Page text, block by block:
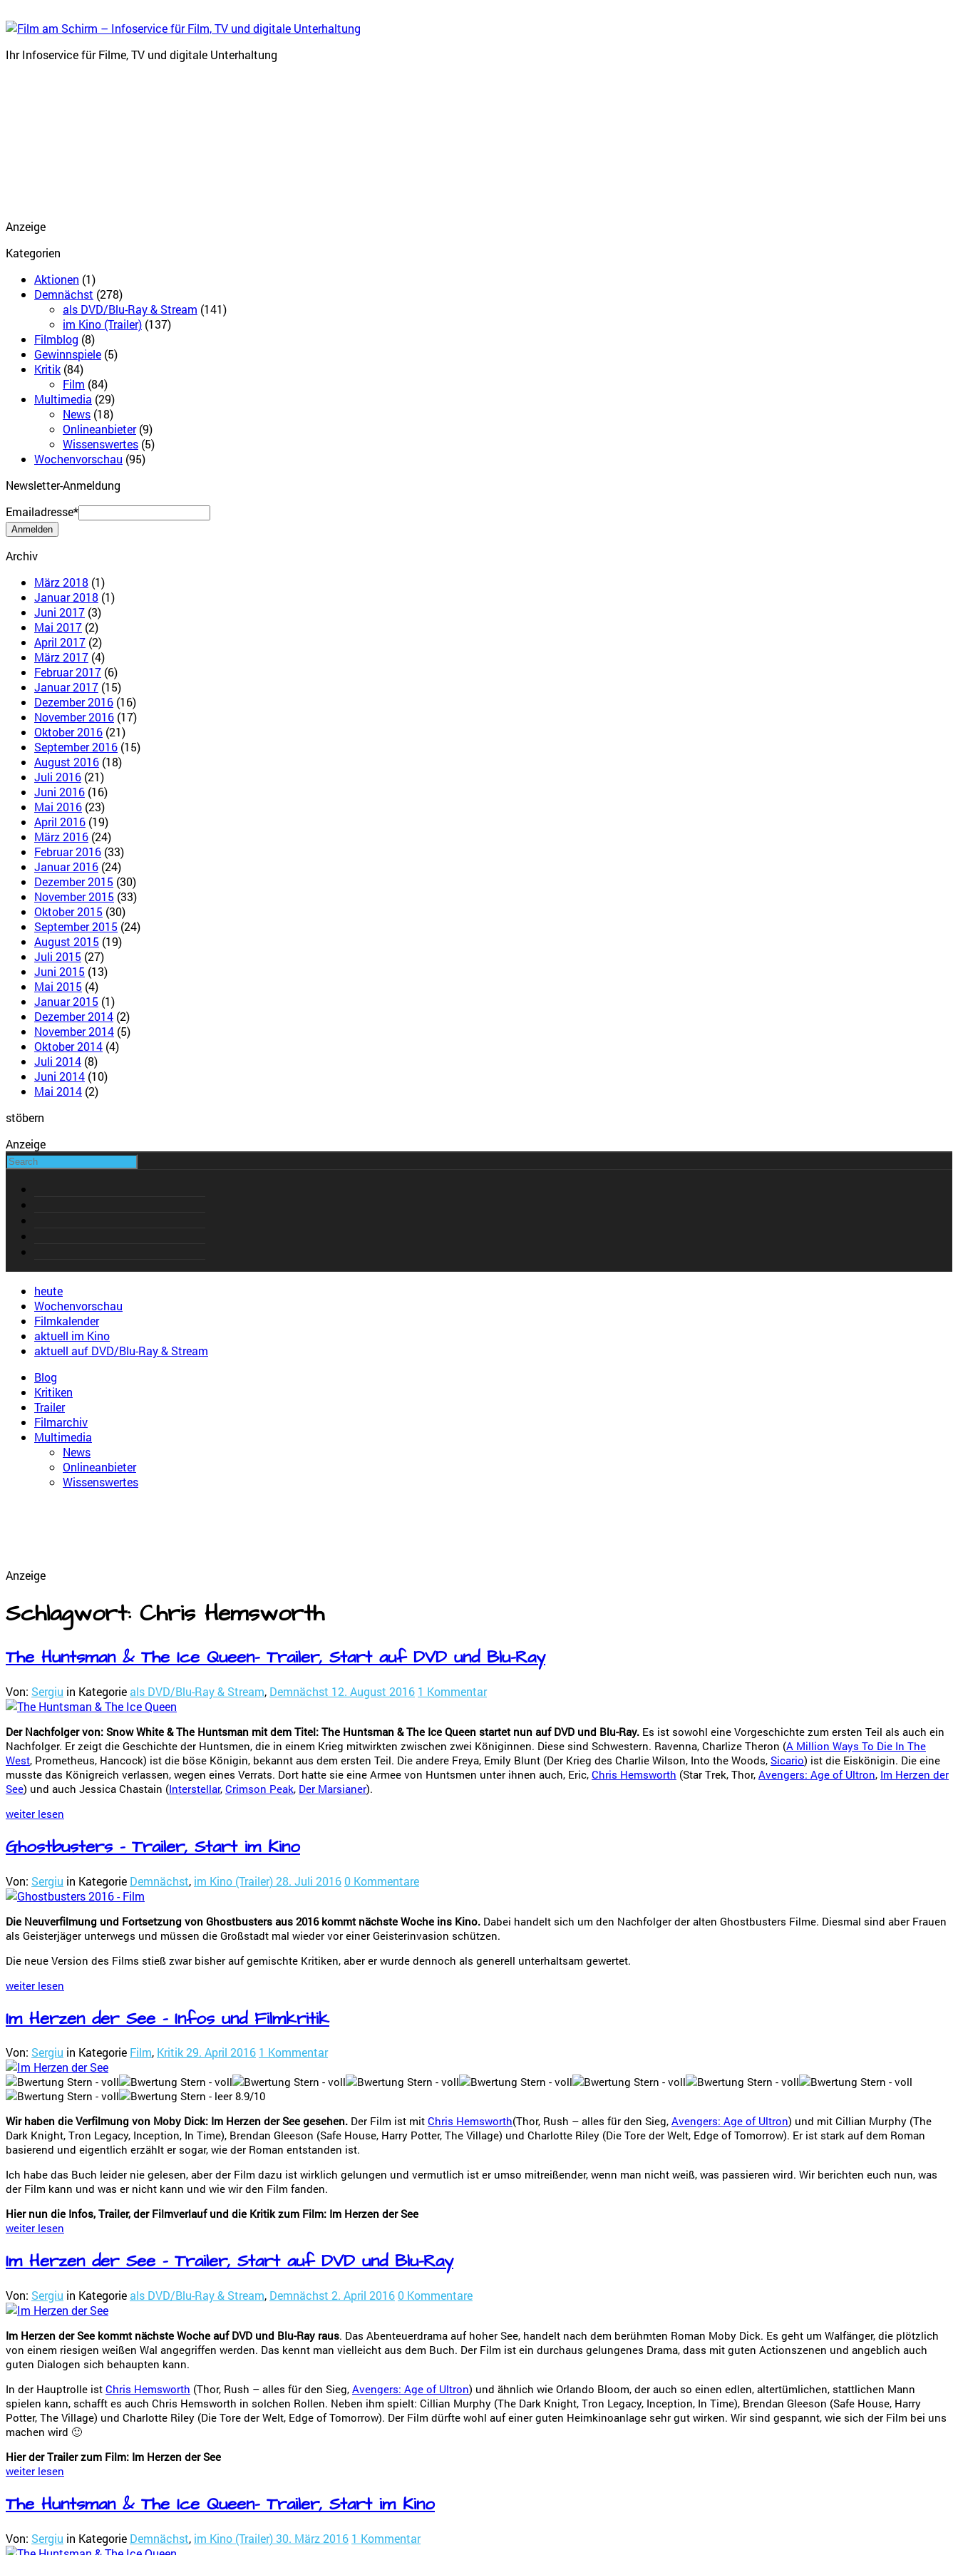
Ihr Infoservice für Filme, TV und digitale Unterhaltung
Anzeige
Kategorien
Aktionen (1)
Demnächst (278)
als DVD/Blu-Ray & Stream (141)
im Kino (Trailer) (137)
Filmblog (8)
Gewinnspiele (5)
Kritik (84)
Film (84)
Multimedia (29)
News (18)
Onlineanbieter(9)
Wissenswertes (5)
Wochenvorschau (95)
Newsletter-Anmeldung
Emailadresse*
Archiv
März 2018 (1)
Januar 2018 (1)
Juni 2017 (3)
Mai 2017 (2)
April 2017 (2)
März 2017 (4)
Februar 2017 (6)
Januar 2017 (15)
Dezember 2016 (16)
November 2016 (17)
Oktober 2016 (21)
September 2016 (15)
August 2016 (18)
Juli 2016 (21)
Juni 2016 (16)
Mai 2016 (23)
April 2016 (19)
März 2016 (24)
Februar 2016 (33)
Januar 2016 (24)
Dezember 2015 (30)
November 2015 (33)
Oktober 2015 (30)
September 2015 (24)
August 2015 (19)
Juli 2015 (27)
Juni 2015 (13)
Mai 2015 (4)
Januar 2015 (1)
Dezember 2014 (2)
November 2014 (5)
Oktober 2014 (4)
Juli 2014 (8)
Juni 2014 (10)
Mai 2014 (2)
stöbern
Anzeige
heute
Wochenvorschau
Filmkalender
aktuell im Kino
aktuell auf DVD/Blu-Ray & Stream
Blog
Kritiken
Trailer
Filmarchiv
Multimedia
News
Onlineanbieter
Wissenswertes
Anzeige
Schlagwort: Chris Hemsworth
The Huntsman & The Ice Queen- Trailer, Start auf DVD und Blu-Ray
Von: Sergiu in Kategorieals DVD/Blu-Ray & Stream, Demnächst 12. August 2016 1 Kommentar
Der Nachfolger von: Snow White & The Huntsman mit dem Titel: The Huntsman & The Ice Queen startet nun auf DVD und Blu-Ray. Es ist sowohl eine Vorgeschichte zum ersten Teil als auch ein
Nachfolger. Er zeigt die Geschichte der Huntsmen, die in einem Krieg mitwirkten zwischen zwei Königinnen. Diese sind Schwestern. Ravenna, Charlize Theron (A Million Ways To Die In The
West, Prometheus, Hancock) ist die böse Königin, bekannt aus dem ersten Teil. Die andere Freya, Emily Blunt (Der Krieg des Charlie Wilson, Into the Woods, Sicario) ist die Eiskönigin. Die eine
musste das Königreich verlassen, wegen eines Verrats. Dort hatte sie eine Armee von Huntsmen unter ihnen auch, Eric, Chris Hemsworth (Star Trek, Thor, Avengers: Age of Ultron, Im Herzen der
See) und auch Jessica Chastain (Interstellar, Crimson Peak, Der Marsianer).
weiter lesen
Ghostbusters – Trailer, Start im Kino
Von: Sergiu in Kategorie Demnächst, im Kino (Trailer) 28. Juli 2016 0 Kommentare
Die Neuverfilmung und Fortsetzung von Ghostbusters aus 2016 kommt nächste Woche ins Kino. Dabei handelt sich um den Nachfolger der alten Ghostbusters Filme. Diesmal sind aber Frauen
als Geisterjäger unterwegs und müssen die Großstadt mal wieder vor einer Geisterinvasion schützen.
Die neue Version des Films stieß zwar bisher auf gemischte Kritiken, aber er wurde dennoch als generell unterhaltsam gewertet.
weiter lesen
Im Herzen der See – Infos und Filmkritik
Von: Sergiu in Kategorie Film, Kritik 29. April 2016 1 Kommentar
8.9/10
Wir haben die Verfilmung von Moby Dick: Im Herzen der See gesehen. Der Film ist mit Chris Hemsworth(Thor, Rush – alles für den Sieg, Avengers: Age of Ultron) und mit Cillian Murphy (The
Dark Knight, Tron Legacy, Inception, In Time), Brendan Gleeson (Safe House, Harry Potter, The Village) und Charlotte Riley (Die Tore der Welt, Edge of Tomorrow). Er ist stark auf dem Roman
basierend und eigentlich erzählt er sogar, wie der Roman entstanden ist.
Ich habe das Buch leider nie gelesen, aber der Film dazu ist wirklich gelungen und vermutlich ist er umso mitreißender, wenn man nicht weiß, was passieren wird. Wir berichten euch nun, was
der Film kann und was er nicht kann und wie wir den Film fanden.
Hier nun die Infos, Trailer, der Filmverlauf und die Kritik zum Film: Im Herzen der See
weiter lesen
Im Herzen der See – Trailer, Start auf DVD und Blu-Ray
Von: Sergiu in Kategorieals DVD/Blu-Ray & Stream, Demnächst 2. April 2016 0 Kommentare
Im Herzen der See kommt nächste Woche auf DVD und Blu-Ray raus. Das Abenteuerdrama auf hoher See, handelt nach dem berühmten Roman Moby Dick. Es geht um Walfänger, die plötzlich
von einem riesigen weißen Wal angegriffen werden. Das kennt man vielleicht aus dem Buch. Der Film ist ein durchaus gelungenes Drama, dass mit guten Actionszenen und angeblich auch
guten Dialogen sich behaupten kann.
In der Hauptrolle ist Chris Hemsworth (Thor, Rush – alles für den Sieg, Avengers: Age of Ultron) und ähnlich wie Orlando Bloom, der auch so einen edlen, altertümlichen, stattlichen Mann
spielen kann, schafft es auch Chris Hemsworth in solchen Rollen. Neben ihm spielt: Cillian Murphy (The Dark Knight, Tron Legacy, Inception, In Time), Brendan Gleeson (Safe House, Harry
Potter, The Village) und Charlotte Riley (Die Tore der Welt, Edge of Tomorrow). Der Film dürfte wohl auf einer guten Heimkinoanlage sehr gut wirken. Wir sind gespannt, wie sich der Film bei uns
machen wird 🙂
Hier der Trailer zum Film: Im Herzen der See
weiter lesen
The Huntsman & The Ice Queen- Trailer, Start im Kino
Von: Sergiu in Kategorie Demnächst, im Kino (Trailer)30. März 2016 1 Kommentar